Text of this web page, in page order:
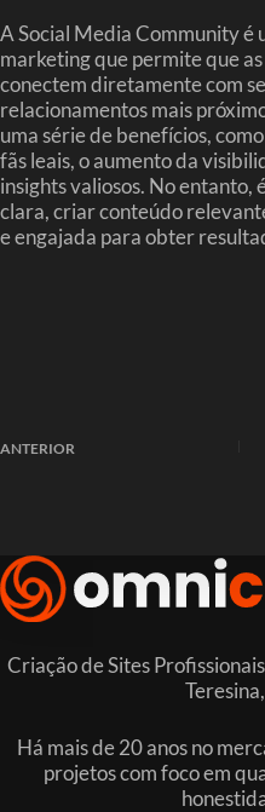
A Social Media Community
marketing que permite que
conectem diretamente com
relacionamentos mais
uma série de benefícios,
fãs leais, o aumento da
insights valiosos. No
clara, criar conteúdo
e engajada para obter
ANTERIOR
Criação de Sites
Há mais de 20 anos no
projetos com foco em